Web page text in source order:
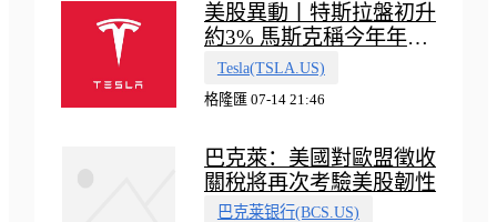
美股異動丨特斯拉盤初升
約3% 馬斯克稱今年年底
會有‘史詩級震撼’的演示
Tesla(TSLA.US)
格隆匯 07-14 21:46
巴克萊：美國對歐盟徵收
關稅將再次考驗美股韌性
巴克莱银行(BCS.US)